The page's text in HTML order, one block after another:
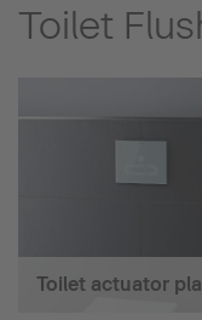
Toilet
Toilet actuator